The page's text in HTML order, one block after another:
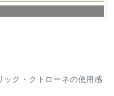
ック・クトローネの使用感